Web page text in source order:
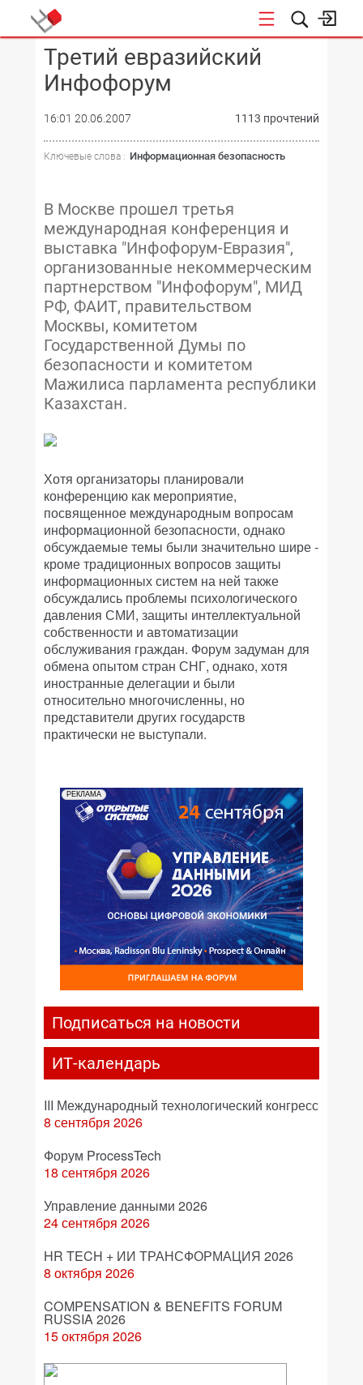
КОНФЕРЕНЦИИ
Третий евразийский
Инфофорум
16:01 20.06.2007 1113 прочтений
Ключевые слова : Информационная безопасность
В Москве прошел третья
международная конференция и
выставка "Инфофорум-Евразия",
организованные некоммерческим
партнерством "Инфофорум", МИД
РФ, ФАИТ, правительством
Москвы, комитетом
Государственной Думы по
безопасности и комитетом
Мажилиса парламента республики
Казахстан.
Хотя организаторы планировали
конференцию как мероприятие,
посвященное международным вопросам
информационной безопасности, однако
обсуждаемые темы были значительно шире -
кроме традиционных вопросов защиты
информационных систем на ней также
обсуждались проблемы психологического
давления СМИ, защиты интеллектуальной
собственности и автоматизации
обслуживания граждан. Форум задуман для
обмена опытом стран СНГ, однако, хотя
иностранные делегации и были
относительно многочисленны, но
представители других государств
практически не выступали.
РЕКЛАМА
Подписаться на новости
ИТ-календарь
III Международный технологический конгресс
8 сентября 2026
Форум ProcessTech
18 сентября 2026
Управление данными 2026
24 сентября 2026
HR TECH + ИИ ТРАНСФОРМАЦИЯ 2026
8 октября 2026
COMPENSATION & BENEFITS FORUM
RUSSIA 2026
15 октября 2026